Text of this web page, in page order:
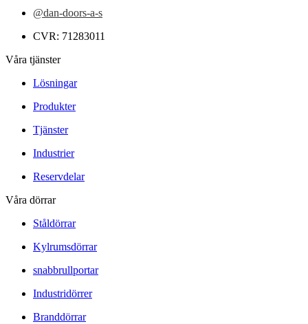
@dan-doors-a-s
CVR: 71283011
Våra tjänster
Lösningar
Produkter
Tjänster
Industrier
Reservdelar
Våra dörrar
Ståldörrar
Kylrumsdörrar
snabbrullportar
Industridörrer
Branddörrar